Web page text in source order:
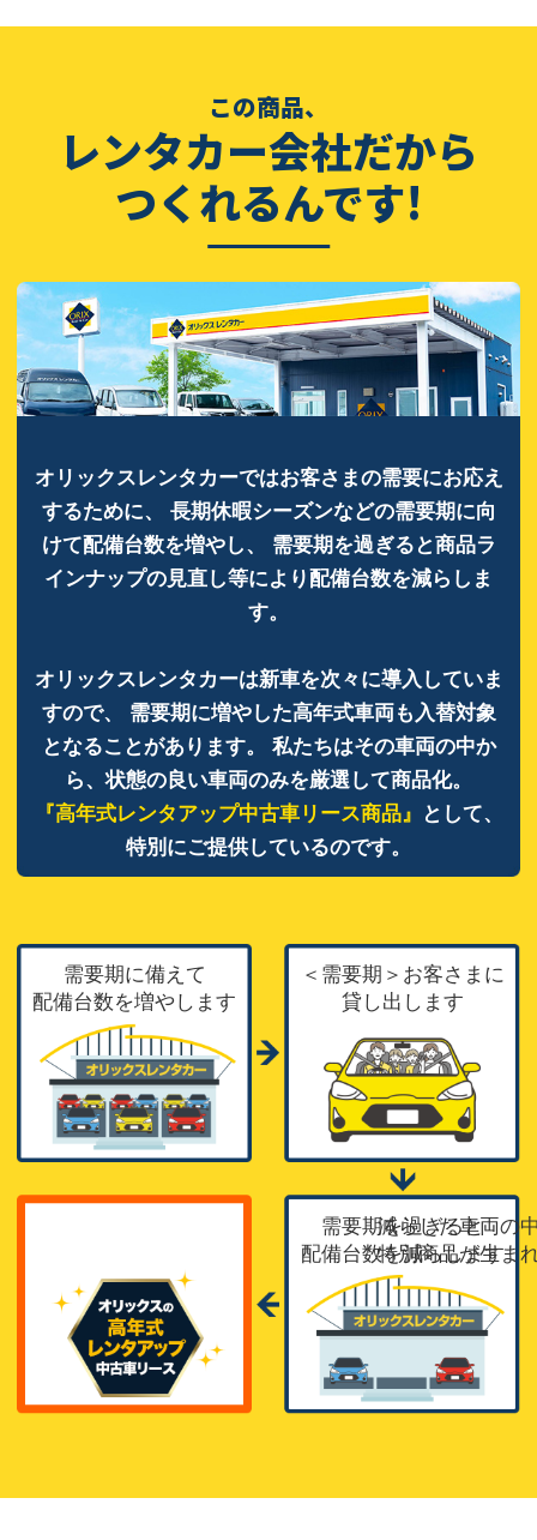
この商品、
レンタカー会社だから
つくれるんです!
オリックスレンタカーではお客さまの需要にお応え
するために、
長期休暇シーズンなどの需要期に向
けて配備台数を増やし、
需要期を過ぎると商品ラ
インナップの見直し等により配備台数を減らしま
す。
オリックスレンタカーは新車を次々に導入していま
すので、
需要期に増やした高年式車両も入替対象
となることがあります。
私たちはその車両の中か
ら、状態の良い車両のみを厳選して商品化。
『高年式レンタアップ中古車リース商品』
として、
特別にご提供しているのです。
需要期に備えて
配備台数を増やします
＜需要期＞ お客さまに
貸し出します
需要期を過ぎると
配備台数を減らします
減らした車両の
特別商品が生ま